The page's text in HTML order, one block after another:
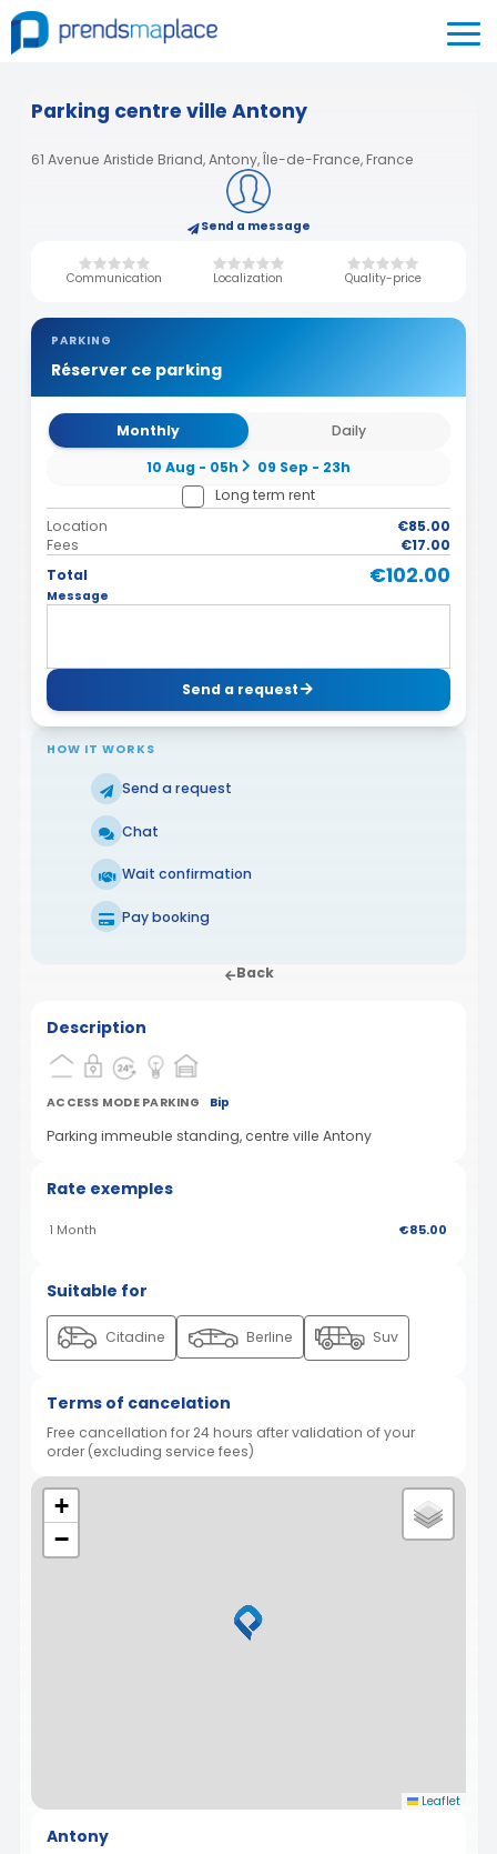
Parking centre ville Antony
61 Avenue Aristide Briand, Antony, Île-de-France, France
Send a message
Communication Localization Quality-price
PARKING
Réserver ce parking
Monthly
Daily
10 Aug - 05h
09 Sep - 23h
Long term rent
Location
€85.00
Fees
€17.00
Total
€102.00
Message
Send a request
HOW IT WORKS
Send a request
Chat
Wait confirmation
Pay booking
Back
Description
ACCESS MODE PARKING Bip
Parking immeuble standing, centre ville Antony
Rate exemples
1 Month €85.00
Suitable for
Citadine Berline Suv
Terms of cancelation
Free cancellation for 24 hours after validation of your
order (excluding service fees)
+
−
Leaflet
Antony